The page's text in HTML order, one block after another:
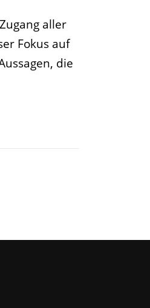
aller
Fokus auf
die